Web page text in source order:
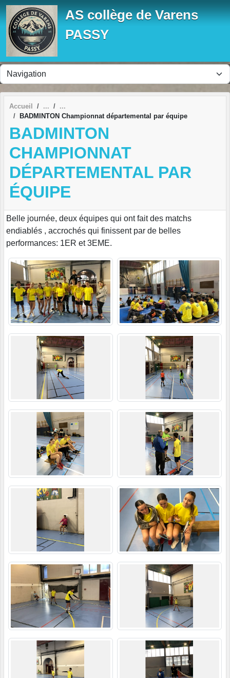
AS collège de Varens
PASSY
Accueil
BADMINTON Championnat départemental par équipe
BADMINTON
CHAMPIONNAT
DÉPARTEMENTAL PAR
ÉQUIPE
Belle journée, deux équipes qui ont fait des matchs
endiablés , accrochés qui finissent par de belles
performances: 1ER et 3EME.
Panneau de gestion des cookies